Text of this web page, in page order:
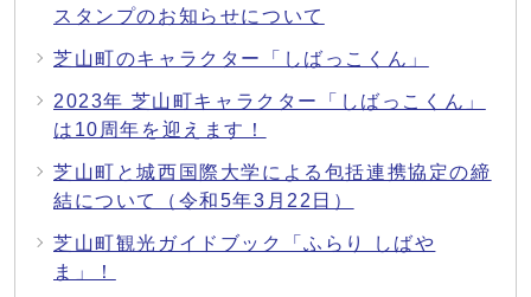
スタンプのお知らせについて
芝山町のキャラクター「しばっこくん」
2023年 芝山町キャラクター「しばっこくん」
は10周年を迎えます！
芝山町と城西国際大学による包括連携協定の締
結について（令和5年3月22日）
芝山町観光ガイドブック「ふらり しばや
ま」！